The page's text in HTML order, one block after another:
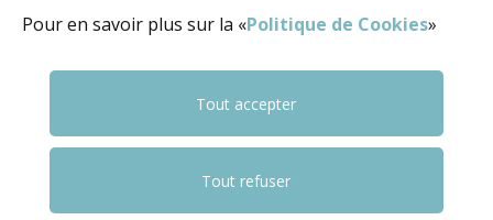
(obligatoire)La
de
validation
Pour en savoir plus sur la «Politique de Cookies»
Tout accepter
Tout refuser